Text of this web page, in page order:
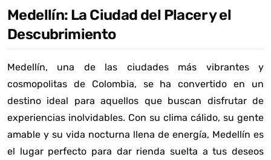
Medellín: La Ciudad del Placer y el
Descubrimiento
Medellín, una de las ciudades más vibrantes y
cosmopolitas de Colombia, se ha convertido en un
destino ideal para aquellos que buscan disfrutar de
experiencias inolvidables. Con su clima cálido, su gente
amable y su vida nocturna llena de energía, Medellín es
el lugar perfecto para dar rienda suelta a tus deseos